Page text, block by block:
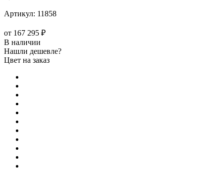
Артикул: 11858
от 167 295 ₽
В наличии
Нашли дешевле?
Цвет на заказ